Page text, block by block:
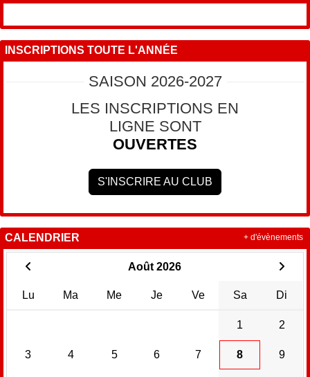
INSCRIPTIONS TOUTE L'ANNÉE
SAISON 2026-2027
LES INSCRIPTIONS EN
LIGNE SONT
OUVERTES
S'INSCRIRE AU CLUB
CALENDRIER
Août 2026
Lu Ma Me Je Ve Sa Di
1 2
3 4 5 6 7 8 9
+ d'évènements